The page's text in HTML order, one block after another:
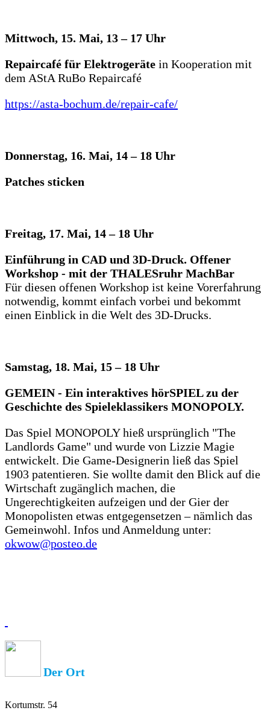
Mittwoch, 15. Mai, 13 – 17 Uhr
Repaircafé für Elektrogeräte in Kooperation mit
dem AStA RuBo Repaircafé
https://asta-bochum.de/repair-cafe/
Donnerstag, 16. Mai, 14 – 18 Uhr
Patches sticken
Freitag, 17. Mai, 14 – 18 Uhr
Einführung in CAD und 3D-Druck. Offener
Workshop - mit der THALESruhr MachBar
Für diesen offenen Workshop ist keine Vorerfahrung
notwendig, kommt einfach vorbei und bekommt
einen Einblick in die Welt des 3D-Drucks.
Samstag, 18. Mai, 15 – 18 Uhr
GEMEIN - Ein interaktives hörSPIEL zu der
Geschichte des Spieleklassikers MONOPOLY.
Das Spiel MONOPOLY hieß ursprünglich "The
Landlords Game" und wurde von Lizzie Magie
entwickelt. Die Game-Designerin ließ das Spiel
1903 patentieren. Sie wollte damit den Blick auf die
Wirtschaft zugänglich machen, die
Ungerechtigkeiten aufzeigen und der Gier der
Monopolisten etwas entgegensetzen – nämlich das
Gemeinwohl. Infos und Anmeldung unter:
okwow@posteo.de
Der Ort
Kortumstr. 54